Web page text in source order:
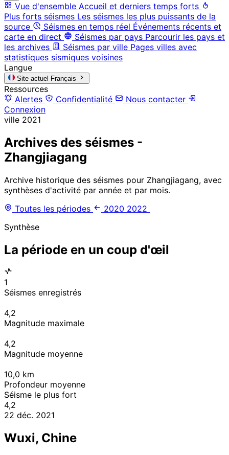
Vue d'ensemble Accueil et derniers temps forts
Plus forts séismes Les séismes les plus puissants de la
source
Séismes en temps réel Événements récents et
carte en direct
Séismes par pays Parcourir les pays et
les archives
Séismes par ville Pages villes avec
statistiques sismiques voisines
Langue
Site actuel Français
Ressources
Alertes
Confidentialité
Nous contacter
Connexion
ville 2021
Archives des séismes -
Zhangjiagang
Archive historique des séismes pour Zhangjiagang, avec
synthèses d'activité par année et par mois.
Toutes les périodes
2020 2022
Synthèse
La période en un coup d'œil
1
Séismes enregistrés
4,2
Magnitude maximale
4,2
Magnitude moyenne
10,0 km
Profondeur moyenne
Séisme le plus fort
4,2
22 déc. 2021
Wuxi, Chine